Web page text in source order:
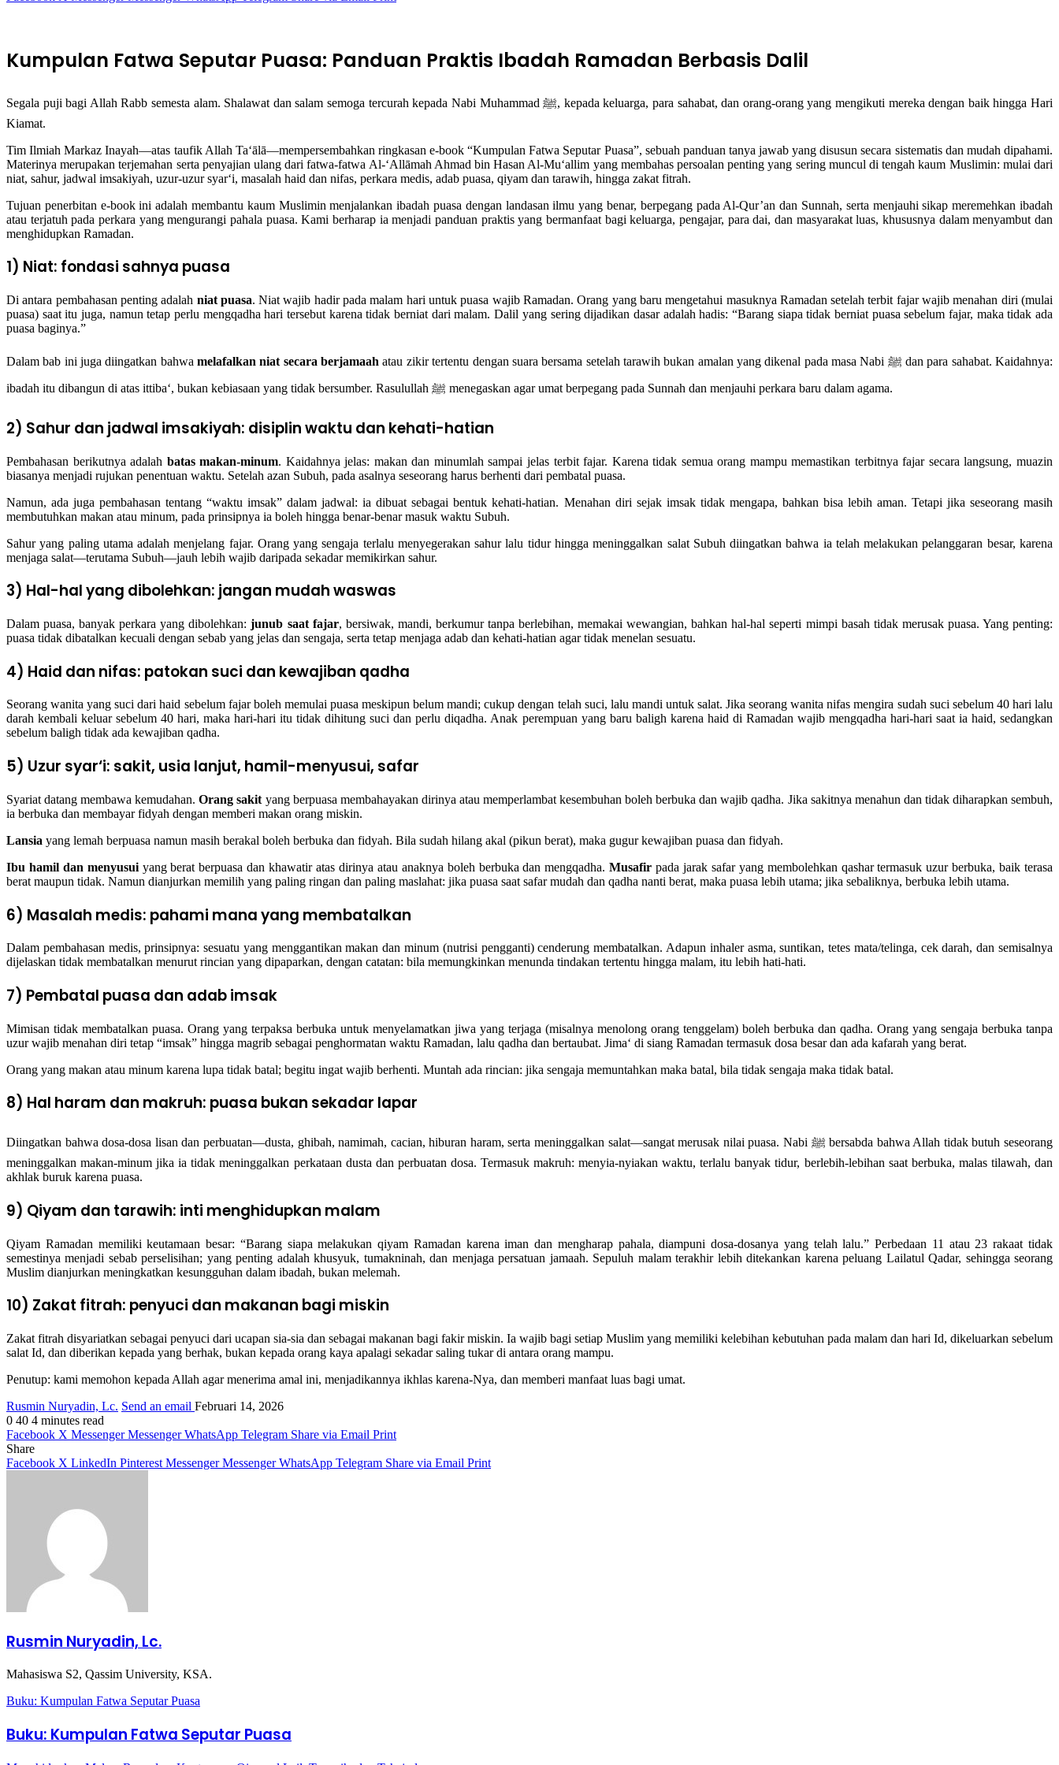
Kumpulan Fatwa Seputar Puasa: Panduan Praktis Ibadah Ramadan Berbasis Dalil
Segala puji bagi Allah Rabb semesta alam. Shalawat dan salam semoga tercurah kepada Nabi Muhammad ﷺ, kepada keluarga, para sahabat, dan orang-orang yang mengikuti mereka dengan baik hingga Hari
Kiamat.
Tim Ilmiah Markaz Inayah—atas taufik Allah Ta‘ālā—mempersembahkan ringkasan e-book “Kumpulan Fatwa Seputar Puasa”, sebuah panduan tanya jawab yang disusun secara sistematis dan mudah dipahami.
Materinya merupakan terjemahan serta penyajian ulang dari fatwa-fatwa Al-‘Allāmah Ahmad bin Hasan Al-Mu‘allim yang membahas persoalan penting yang sering muncul di tengah kaum Muslimin: mulai dari
niat, sahur, jadwal imsakiyah, uzur-uzur syar‘i, masalah haid dan nifas, perkara medis, adab puasa, qiyam dan tarawih, hingga zakat fitrah.
Tujuan penerbitan e-book ini adalah membantu kaum Muslimin menjalankan ibadah puasa dengan landasan ilmu yang benar, berpegang pada Al-Qur’an dan Sunnah, serta menjauhi sikap meremehkan ibadah
atau terjatuh pada perkara yang mengurangi pahala puasa. Kami berharap ia menjadi panduan praktis yang bermanfaat bagi keluarga, pengajar, para dai, dan masyarakat luas, khususnya dalam menyambut dan
menghidupkan Ramadan.
1) Niat: fondasi sahnya puasa
Di antara pembahasan penting adalah niat puasa. Niat wajib hadir pada malam hari untuk puasa wajib Ramadan. Orang yang baru mengetahui masuknya Ramadan setelah terbit fajar wajib menahan diri (mulai
puasa) saat itu juga, namun tetap perlu mengqadha hari tersebut karena tidak berniat dari malam. Dalil yang sering dijadikan dasar adalah hadis: “Barang siapa tidak berniat puasa sebelum fajar, maka tidak ada
puasa baginya.”
Dalam bab ini juga diingatkan bahwamelafalkan niat secara berjamaah atau zikir tertentu dengan suara bersama setelah tarawih bukan amalan yang dikenal pada masa Nabi ﷺ dan para sahabat. Kaidahnya:
ibadah itu dibangun di atas ittiba‘, bukan kebiasaan yang tidak bersumber. Rasulullah ﷺ menegaskan agar umat berpegang pada Sunnah dan menjauhi perkara baru dalam agama.
2) Sahur dan jadwal imsakiyah: disiplin waktu dan kehati-hatian
Pembahasan berikutnya adalah batas makan-minum. Kaidahnya jelas: makan dan minumlah sampai jelas terbit fajar. Karena tidak semua orang mampu memastikan terbitnya fajar secara langsung, muazin
biasanya menjadi rujukan penentuan waktu. Setelah azan Subuh, pada asalnya seseorang harus berhenti dari pembatal puasa.
Namun, ada juga pembahasan tentang “waktu imsak” dalam jadwal: ia dibuat sebagai bentuk kehati-hatian. Menahan diri sejak imsak tidak mengapa, bahkan bisa lebih aman. Tetapi jika seseorang masih
membutuhkan makan atau minum, pada prinsipnya ia boleh hingga benar-benar masuk waktu Subuh.
Sahur yang paling utama adalah menjelang fajar. Orang yang sengaja terlalu menyegerakan sahur lalu tidur hingga meninggalkan salat Subuh diingatkan bahwa ia telah melakukan pelanggaran besar, karena
menjaga salat—terutama Subuh—jauh lebih wajib daripada sekadar memikirkan sahur.
3) Hal-hal yang dibolehkan: jangan mudah waswas
Dalam puasa, banyak perkara yang dibolehkan:junub saat fajar, bersiwak, mandi, berkumur tanpa berlebihan, memakai wewangian, bahkan hal-hal seperti mimpi basah tidak merusak puasa. Yang penting:
puasa tidak dibatalkan kecuali dengan sebab yang jelas dan sengaja, serta tetap menjaga adab dan kehati-hatian agar tidak menelan sesuatu.
4) Haid dan nifas: patokan suci dan kewajiban qadha
Seorang wanita yang suci dari haid sebelum fajar boleh memulai puasa meskipun belum mandi; cukup dengan telah suci, lalu mandi untuk salat. Jika seorang wanita nifas mengira sudah suci sebelum 40 hari lalu
darah kembali keluar sebelum 40 hari, maka hari-hari itu tidak dihitung suci dan perlu diqadha. Anak perempuan yang baru baligh karena haid di Ramadan wajib mengqadha hari-hari saat ia haid, sedangkan
sebelum baligh tidak ada kewajiban qadha.
5) Uzur syar‘i: sakit, usia lanjut, hamil-menyusui, safar
Syariat datang membawa kemudahan.Orang sakit yang berpuasa membahayakan dirinya atau memperlambat kesembuhan boleh berbuka dan wajib qadha. Jika sakitnya menahun dan tidak diharapkan sembuh,
ia berbuka dan membayar fidyah dengan memberi makan orang miskin.
Lansia yang lemah berpuasa namun masih berakal boleh berbuka dan fidyah. Bila sudah hilang akal (pikun berat), maka gugur kewajiban puasa dan fidyah.
Ibu hamil dan menyusuiyang berat berpuasa dan khawatir atas dirinya atau anaknya boleh berbuka dan mengqadha.Musafir pada jarak safar yang membolehkan qashar termasuk uzur berbuka, baik terasa
berat maupun tidak. Namun dianjurkan memilih yang paling ringan dan paling maslahat: jika puasa saat safar mudah dan qadha nanti berat, maka puasa lebih utama; jika sebaliknya, berbuka lebih utama.
6) Masalah medis: pahami mana yang membatalkan
Dalam pembahasan medis, prinsipnya: sesuatu yang menggantikan makan dan minum (nutrisi pengganti) cenderung membatalkan. Adapun inhaler asma, suntikan, tetes mata/telinga, cek darah, dan semisalnya
dijelaskan tidak membatalkan menurut rincian yang dipaparkan, dengan catatan: bila memungkinkan menunda tindakan tertentu hingga malam, itu lebih hati-hati.
7) Pembatal puasa dan adab imsak
Mimisan tidak membatalkan puasa. Orang yang terpaksa berbuka untuk menyelamatkan jiwa yang terjaga (misalnya menolong orang tenggelam) boleh berbuka dan qadha. Orang yang sengaja berbuka tanpa
uzur wajib menahan diri tetap “imsak” hingga magrib sebagai penghormatan waktu Ramadan, lalu qadha dan bertaubat. Jima‘ di siang Ramadan termasuk dosa besar dan ada kafarah yang berat.
Orang yang makan atau minum karena lupa tidak batal; begitu ingat wajib berhenti. Muntah ada rincian: jika sengaja memuntahkan maka batal, bila tidak sengaja maka tidak batal.
8) Hal haram dan makruh: puasa bukan sekadar lapar
Diingatkan bahwa dosa-dosa lisan dan perbuatan—dusta, ghibah, namimah, cacian, hiburan haram, serta meninggalkan salat—sangat merusak nilai puasa. Nabi ﷺ bersabda bahwa Allah tidak butuh seseorang
meninggalkan makan-minum jika ia tidak meninggalkan perkataan dusta dan perbuatan dosa. Termasuk makruh: menyia-nyiakan waktu, terlalu banyak tidur, berlebih-lebihan saat berbuka, malas tilawah, dan
akhlak buruk karena puasa.
9) Qiyam dan tarawih: inti menghidupkan malam
Qiyam Ramadan memiliki keutamaan besar: “Barang siapa melakukan qiyam Ramadan karena iman dan mengharap pahala, diampuni dosa-dosanya yang telah lalu.” Perbedaan 11 atau 23 rakaat tidak
semestinya menjadi sebab perselisihan; yang penting adalah khusyuk, tumakninah, dan menjaga persatuan jamaah. Sepuluh malam terakhir lebih ditekankan karena peluang Lailatul Qadar, sehingga seorang
Muslim dianjurkan meningkatkan kesungguhan dalam ibadah, bukan melemah.
10) Zakat fitrah: penyuci dan makanan bagi miskin
Zakat fitrah disyariatkan sebagai penyuci dari ucapan sia-sia dan sebagai makanan bagi fakir miskin. Ia wajib bagi setiap Muslim yang memiliki kelebihan kebutuhan pada malam dan hari Id, dikeluarkan sebelum
salat Id, dan diberikan kepada yang berhak, bukan kepada orang kaya apalagi sekadar saling tukar di antara orang mampu.
Penutup: kami memohon kepada Allah agar menerima amal ini, menjadikannya ikhlas karena-Nya, dan memberi manfaat luas bagi umat.
Rusmin Nuryadin, Lc. Send an email Februari 14, 2026
0 40 4 minutes read
Facebook X Messenger Messenger WhatsApp Telegram Share via Email Print
Share
Facebook X LinkedIn Pinterest Messenger Messenger WhatsApp Telegram Share via Email Print
Rusmin Nuryadin, Lc.
Mahasiswa S2, Qassim University, KSA.
Buku: Kumpulan Fatwa Seputar Puasa
Buku: Kumpulan Fatwa Seputar Puasa